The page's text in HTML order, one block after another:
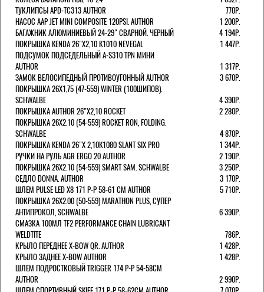
ТУКЛИПСЫ APD-TC313 AUTHOR
770Р.
НАСОС AAP JET MINI COMPOSITE 120PSI. AUTHOR
1 200Р.
БАГАЖНИК АЛЮМИНИЕВЫЙ 24-29" СВАРНОЙ. ЧЕРНЫЙ
4 194Р.
ПОКРЫШКА KENDA 26"Х2,10 K1010 NEVEGAL
1 447Р.
ПОДСУМОК ПОДСЕДЕЛЬНЫЙ A-S310 TPN МИНИ
AUTHOR
1 317Р.
ЗАМОК ВЕЛОСИПЕДНЫЙ ПРОТИВОУГОННЫЙ AUTHOR
3 670Р.
ПОКРЫШКА 26X1,75 (47-559) WINTER (100ШИПОВ).
SCHWALBE
4 390Р.
ПОКРЫШКА AUTHOR 26"Х2,10 ROCKET
2 280Р.
ПОКРЫШКА 26X2.10 (54-559) ROCKET RON, FOLDING.
SCHWALBE
4 870Р.
ПОКРЫШКА KENDA 26"Х 2,10K1080 SLANT SIX PRO
1 344Р.
РУЧКИ НА РУЛЬ AGR ERGO 20 AUTHOR
2 190Р.
ПОКРЫШКА 26X2.10 (54-559) SMART SAM. SCHWALBE
3 250Р.
СЕДЛО DONNA. AUTHOR
3 170Р.
ШЛЕМ PULSE LED X8 171 Р-Р 58-61 СМ AUTHOR
5 710Р.
ПОКРЫШКА 26X2.00 (50-559) MARATHON PLUS, СУПЕР
АНТИПРОКОЛ, SCHWALBE
6 390Р.
СМАЗКА 100МЛ TF2 PERFORMANCE CHAIN LUBRICANT
WELDTITE
786Р.
КРЫЛО ПЕРЕДНЕЕ X-BOW QR. AUTHOR
1 428Р.
КРЫЛО ЗАДНЕЕ X-BOW AUTHOR
1 428Р.
ШЛЕМ ПОДРОСТКОВЫЙ TRIGGER 174 Р-Р 54-58СМ
AUTHOR
2 990Р.